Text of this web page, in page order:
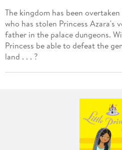
The kingdom has been
who has stolen Princess Azara's
father in the palace dungeons.
Princess be able to defeat the
land . . . ?